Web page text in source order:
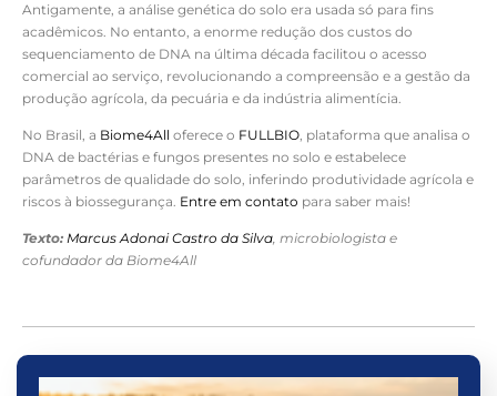
Antigamente, a análise genética do solo era usada só para fins
acadêmicos. No entanto, a enorme redução dos custos do
sequenciamento de DNA na última década facilitou o acesso
comercial ao serviço, revolucionando a compreensão e a gestão da
produção agrícola, da pecuária e da indústria alimentícia.
No Brasil, a Biome4All oferece o FULLBIO, plataforma que analisa o
DNA de bactérias e fungos presentes no solo e estabelece
parâmetros de qualidade do solo, inferindo produtividade agrícola e
riscos à biossegurança. Entre em contato para saber mais!
Texto: Marcus Adonai Castro da Silva, microbiologista e
cofundador da Biome4All